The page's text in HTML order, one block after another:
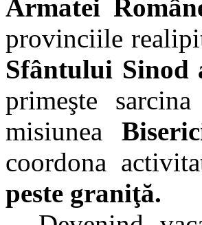
Armatei
provinciile
Sfântului Sinod
primeşte
misiunea
coordona
peste graniţă.